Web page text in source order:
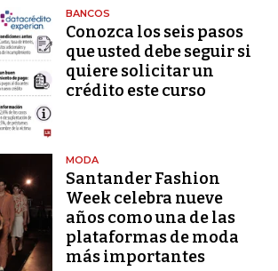
BANCOS
Conozca los seis pasos
que usted debe seguir si
quiere solicitar un
crédito este curso
MODA
Santander Fashion
Week celebra nueve
años como una de las
plataformas de moda
más importantes